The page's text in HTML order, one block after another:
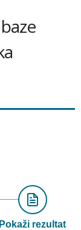
Pokaži rezultat